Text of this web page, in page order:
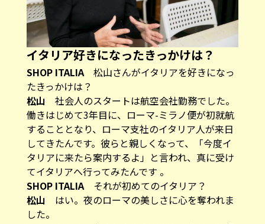
イタリア好きになったきっかけは？
SHOP ITALIA松山さんがイタリアを好きになっ
たきっかけは？
松山 社会人のスタートは航空会社勤務でした。
働きはじめて3年目に、ローマ-ミラノ便が初就航
することとなり、ローマ支社のイタリア人が来日
してきたんです。彼らと親しくなって、「今度イ
タリアに来たら案内するよ」と言われ、真に受け
てイタリアへ行ってみたんです 。
SHOP ITALIAそれが初めてのイタリア？
松山 はい。夜のローマの美しさに心を奪われま
した。